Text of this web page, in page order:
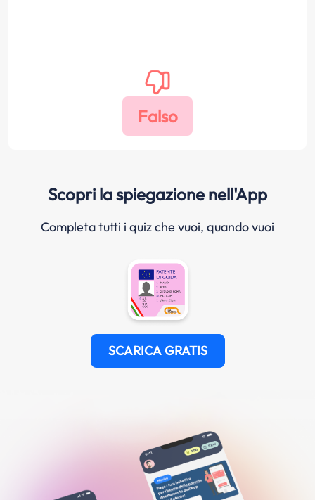
Scopri la spiegazione nell'App
Completa tutti i quiz che vuoi, quando vuoi
SCARICA GRATIS